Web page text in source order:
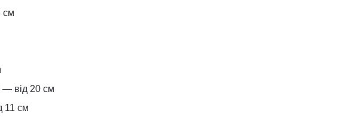
см
— від 20 см
11 см